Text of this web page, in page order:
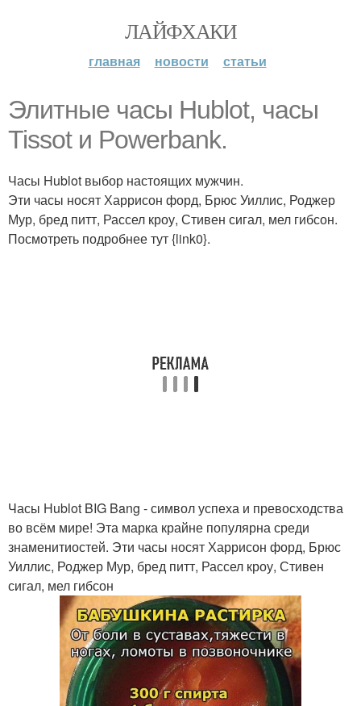
ЛАЙФХАКИ
главная новости статьи
Элитные часы Hublot, часы
Tissot и Powerbank.
Часы Hublot выбор настоящих мужчин.
Эти часы носят Харрисон форд, Брюс Уиллис, Роджер
Мур, бред питт, Рассел кроу, Стивен сигал, мел гибсон.
Посмотреть подробнее тут {link0}.
Часы Hublot BIG Bang - символ успеха и превосходства
во всём мире! Эта марка крайне популярна среди
знаменитиостей. Эти часы носят Харрисон форд, Брюс
Уиллис, Роджер Мур, бред питт, Рассел кроу, Стивен
сигал, мел гибсон